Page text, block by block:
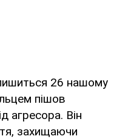
26 нашому
пішов
агресора. Він
захищаючи